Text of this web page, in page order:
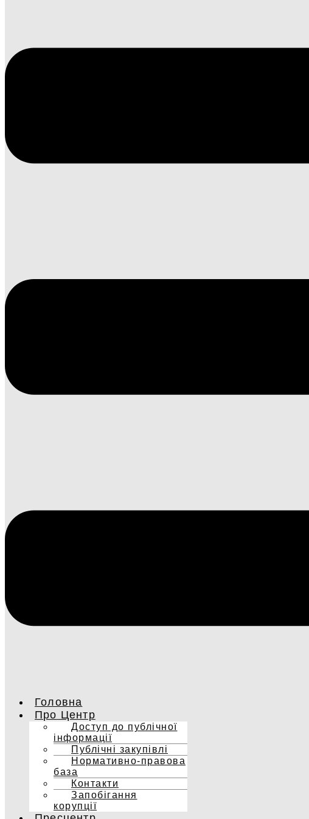
Головна
Про Центр
Доступ до публічної
інформації
Публічні закупівлі
Нормативно-правова
база
Контакти
Запобігання
корупції